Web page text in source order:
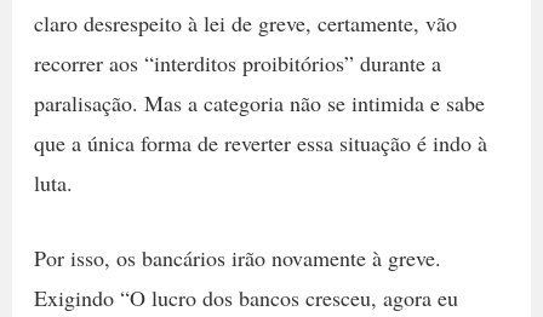
claro desrespeito à lei de greve, certamente, vão
recorrer aos “interditos proibitórios” durante a
paralisação. Mas a categoria não se intimida e sabe
que a única forma de reverter essa situação é indo à
luta.
Por isso, os bancários irão novamente à greve.
Exigindo “O lucro dos bancos cresceu, agora eu